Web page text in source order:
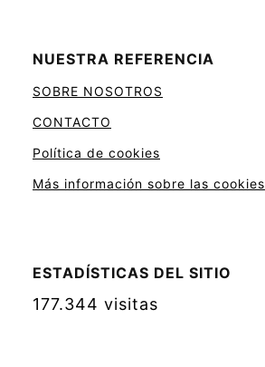
NUESTRA REFERENCIA
SOBRE NOSOTROS
CONTACTO
Política de cookies
Más información sobre las cookies
ESTADÍSTICAS DEL SITIO
177.344 visitas